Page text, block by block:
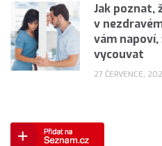
Jak poznat,
v
vám napoví,
vycouvat
27 ČERVENCE,